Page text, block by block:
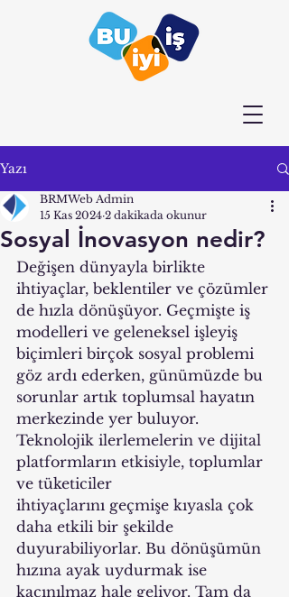
Yazı
Sosyal İnovasyon nedir?
BRMWeb Admin
15 Kas 2024 2 dakikada okunur
Değişen dünyayla birlikte
ihtiyaçlar, beklentiler ve çözümler
de hızla dönüşüyor. Geçmişte iş
modelleri ve geleneksel işleyiş
biçimleri birçok sosyal problemi
göz ardı ederken, günümüzde bu
sorunlar artık toplumsal hayatın
merkezinde yer buluyor.
Teknolojik ilerlemelerin ve dijital
platformların etkisiyle, toplumlar
ve tüketiciler
ihtiyaçlarını geçmişe kıyasla çok
daha etkili bir şekilde
duyurabiliyorlar. Bu dönüşümün
hızına ayak uydurmak ise
kaçınılmaz hale geliyor. Tam da